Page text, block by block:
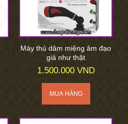
Máy thủ dâm miệng âm đạo
giả như thật
1.500.000 VND